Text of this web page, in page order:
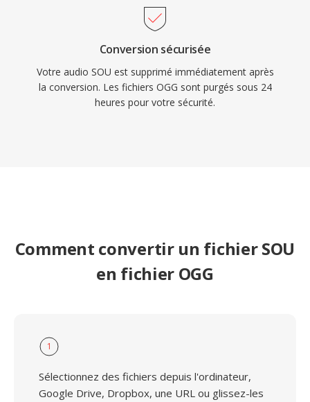
Conversion sécurisée
Votre audio SOU est supprimé immédiatement après
la conversion. Les fichiers OGG sont purgés sous 24
heures pour votre sécurité.
Comment convertir un fichier SOU
en fichier OGG
1
Sélectionnez des fichiers depuis l'ordinateur,
Google Drive, Dropbox, une URL ou glissez-les